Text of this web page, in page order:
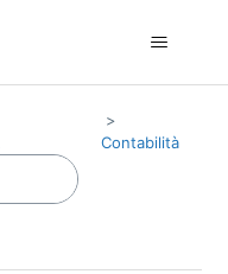
Contabilità